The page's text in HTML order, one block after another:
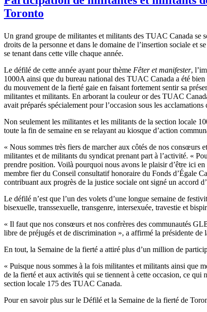
Toronto
Un grand groupe de militantes et militants des TUAC Canada se
droits de la personne et dans le domaine de l’insertion sociale et
se tenant dans cette ville chaque année.
Le défilé de cette année ayant pour thème Fêter et manifester,
1000A ainsi que du bureau national des TUAC Canada a été
du mouvement de la fierté gaie en faisant fortement sentir sa
militantes et militants. En arborant la couleur or des TUAC
avait préparés spécialement pour l’occasion sous les
Non seulement les militantes et les militants de la section locale
toute la fin de semaine en se relayant au kiosque d’action
« Nous sommes très fiers de marcher aux côtés de nos
militantes et de militants du syndicat prenant part à l’activité. «
prendre position. Voilà pourquoi nous avons le plaisir d’être ici
membre fier du Conseil consultatif honoraire du Fonds d’Égale
contribuant aux progrès de la justice sociale ont signé un accord
Le défilé n’est que l’un des volets d’une longue semaine de
bisexuelle, transsexuelle, transgenre, intersexuée, travestie et
« Il faut que nos consœurs et nos confrères des communautés
libre de préjugés et de discrimination », a affirmé la présidente
En tout, la Semaine de la fierté a attiré plus d’un million de
« Puisque nous sommes à la fois militantes et militants ainsi que
de la fierté et aux activités qui se tiennent à cette occasion, ce qui
section locale 175 des TUAC Canada.
Pour en savoir plus sur le Défilé et la Semaine de la fierté de